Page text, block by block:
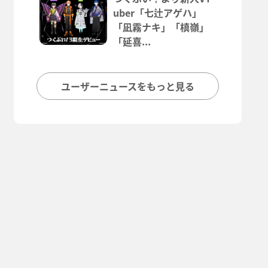
uber「七辻アゲハ」
「凪霧ナキ」「槙嶺」
「延喜...
ユーザーニュースをもっと見る